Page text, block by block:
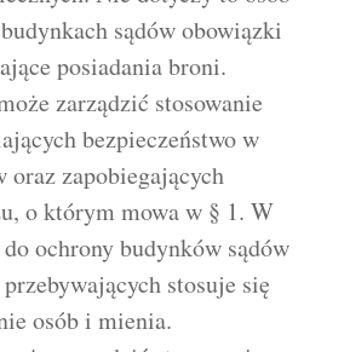
sądów obowiązki
posiadania broni.
zarządzić stosowanie
bezpieczeństwo w
oraz zapobiegających
o którym mowa w § 1. W
ochrony budynków sądów
stosuje się
osób i mienia.